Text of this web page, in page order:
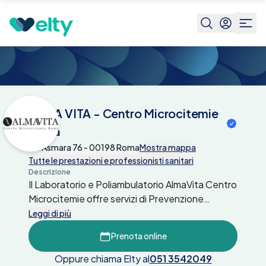
ALMA VITA - Centro Microcitemie
Roma
Via Asmara 76 - 00198 RomaMostra mappa
Tutte le prestazioni e professionisti sanitari
Descrizione
Il Laboratorio e Poliambulatorio AlmaVita Centro
Microcitemie offre servizi di Prevenzione
Diagnostica e Cura su
Microcitemie, Emoglobinopatie e Anemie.
E' formato da un gruppo di medici e biologi che
da molti anni si occupano
Leggi di più
Prenota online
Oppure chiama Elty al051 3542049